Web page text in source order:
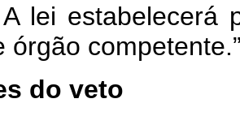
lei estabelecerá
órgão
do veto